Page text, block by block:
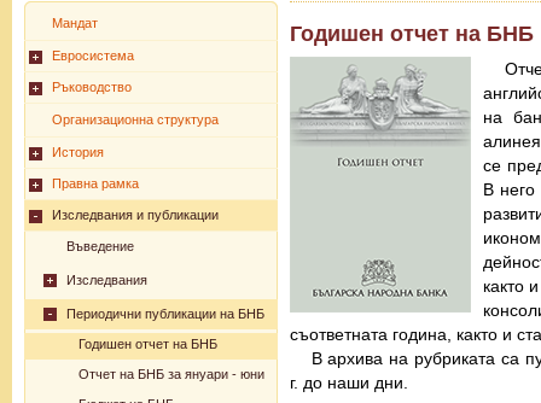
Мандат
Евросистема
Ръководство
Организационна структура
История
Правна рамка
Изследвания и публикации
Въведение
Изследвания
Периодични публикации на БНБ
Годишен отчет на БНБ
Отчет на БНБ за януари - юни
Годишен отчет на БНБ
на
се
В
както
съответната година, както и
В архива на рубриката са
г. до наши дни.